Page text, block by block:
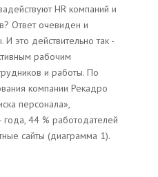
HR компаний и
Ответ очевиден и
это действительно так -
рабочим
и работы. По
компании Рекадро
персонала»,
44 % работодателей
сайты (диаграмма 1).